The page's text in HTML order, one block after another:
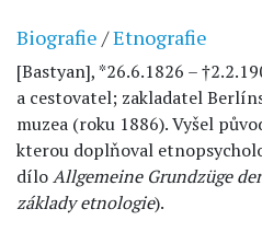
Biografie /Etnografie
[Bastyan], *26.6.1826 –
a cestovatel; zakladatel
muzea (roku 1886). Vyšel
kterou doplňoval
díloAllgemeine Grundzüge
základy etnologie).